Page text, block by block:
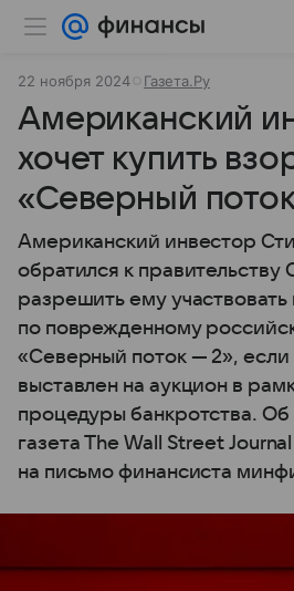
22 ноября 2024 Газета.Ру
Американский
хочет купить
«Северный
Американский инвестор
обратился к
разрешить ему участвовать
по поврежденному
«Северный поток — 2», если
выставлен на аукцион в
процедуры банкротства.
газета The Wall Street
на письмо финансиста